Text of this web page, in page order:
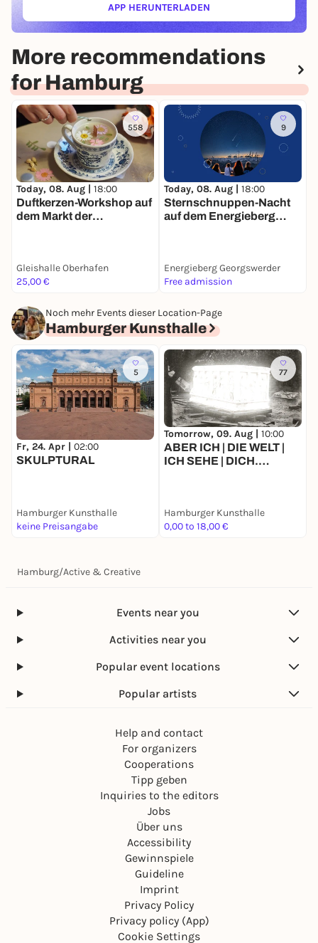
APP HERUNTERLADEN(ÖFFNET IN NEUEM TAB)
More recommendations
for Hamburg
558
Today, 08. Aug | 18:00
Duftkerzen-Workshop auf
dem Markt der
Gleishalle Oberhafen
25,00 €
9
Today, 08. Aug | 18:00
Sternschnuppen-Nacht
auf dem Energieberg
Energieberg Georgswerder
Free admission
Noch mehr Events dieser Location-Page
Hamburger Kunsthalle
5
Fr, 24. Apr | 02:00
SKULPTURAL
Hamburger Kunsthalle
keine Preisangabe
77
Tomorrow, 09. Aug | 10:00
ABER ICH | DIE WELT |
ICH SEHE | DICH.
2026
Hamburger Kunsthalle
0,00 to 18,00 €
Hamburg/Active & Creative
Events near you
Activities near you
Popular event locations
Popular artists
Help and contact
For organizers
Cooperations
Tipp geben
Inquiries to the editors
Jobs
Über uns
Accessibility
Gewinnspiele
Guideline
Imprint
Privacy Policy
Privacy policy (App)
Cookie Settings